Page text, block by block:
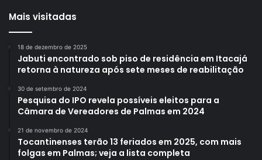
Mais visitadas
18 de dezembro de 2025
Jabuti encontrado sob piso de residência em Itacajá
retorna à natureza após sete meses de reabilitação
30 de setembro de 2024
Pesquisa do IPO revela possíveis eleitos para a
Câmara de Vereadores de Palmas em 2024
21 de novembro de 2024
Tocantinenses terão 13 feriados em 2025, com mais
folgas em Palmas; veja a lista completa